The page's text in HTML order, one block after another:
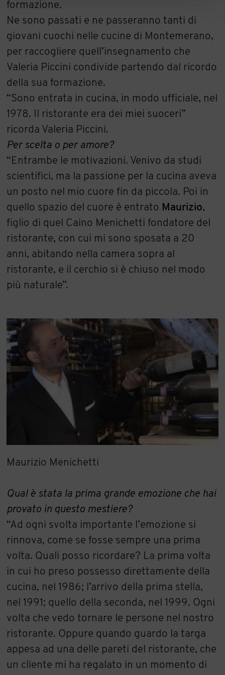
formazione.
Ne sono passati e ne passeranno tanti di
giovani cuochi nelle cucine di Montemerano,
per raccogliere quell’insegnamento che
Valeria Piccini condivide partendo dal ricordo
della sua formazione.
“Sono entrata in cucina, in modo ufficiale, nel
1978. Il ristorante era dei miei suoceri”
ricorda Valeria Piccini.
Per scelta o per amore?
“Entrambe le motivazioni. Venivo da studi
scientifici, ma la passione per la cucina aveva
un posto nel mio cuore fin da piccola. Poi in
quello spazio del cuore è entrato Maurizio,
figlio di quel Caino Menichetti fondatore del
ristorante, con cui mi sono sposata a 20
anni, abitando nella camera sopra al
ristorante, e il cerchio si è chiuso nel modo
più naturale”.
Maurizio Menichetti
Qual è stata la prima grande emozione che hai
provato in questo mestiere?
“Ad ogni svolta importante l’emozione si
rinnova, come se fosse sempre una prima
volta. Quali posso ricordare? La prima volta
in cui ho preso possesso direttamente della
cucina, nel 1986; l’arrivo della prima stella,
nel 1991; quello della seconda, nel 1999. Ogni
volta che vedo tornare le persone nel nostro
ristorante. Oppure quando guardo la targa
appesa ad una delle pareti del ristorante, che
un cliente mi ha regalato in un momento di